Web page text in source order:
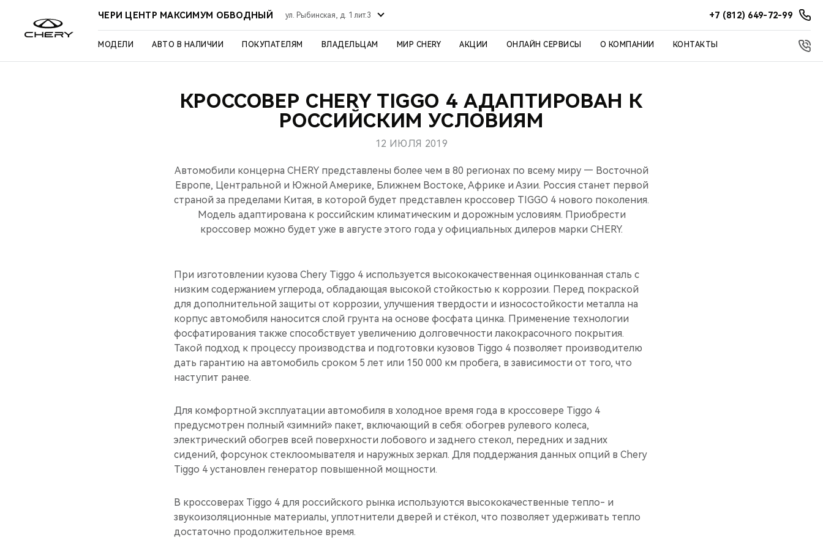
ЧЕРИ ЦЕНТР МАКСИМУМ ОБВОДНЫЙ ул. Рыбинская, д. 1 лит.3 +7 (812) 649-72-99
МОДЕЛИ АВТО В НАЛИЧИИ ПОКУПАТЕЛЯМ ВЛАДЕЛЬЦАМ МИР CHERY АКЦИИ ОНЛАЙН СЕРВИСЫ О КОМПАНИИ КОНТАКТЫ
КРОССОВЕР CHERY TIGGO 4 АДАПТИРОВАН К
РОССИЙСКИМ УСЛОВИЯМ
12 ИЮЛЯ 2019
Автомобили концерна CHERY представлены более чем в 80 регионах по всему миру — Восточной
Европе, Центральной и Южной Америке, Ближнем Востоке, Африке и Азии. Россия станет первой
страной за пределами Китая, в которой будет представлен кроссовер TIGGO 4 нового поколения.
Модель адаптирована к российским климатическим и дорожным условиям. Приобрести
кроссовер можно будет уже в августе этого года у официальных дилеров марки CHERY.
При изготовлении кузова Chery Tiggo 4 используется высококачественная оцинкованная сталь с
низким содержанием углерода, обладающая высокой стойкостью к коррозии. Перед покраской
для дополнительной защиты от коррозии, улучшения твердости и износостойкости металла на
корпус автомобиля наносится слой грунта на основе фосфата цинка. Применение технологии
фосфатирования также способствует увеличению долговечности лакокрасочного покрытия.
Такой подход к процессу производства и подготовки кузовов Tiggo 4 позволяет производителю
дать гарантию на автомобиль сроком 5 лет или 150 000 км пробега, в зависимости от того, что
наступит ранее.
Для комфортной эксплуатации автомобиля в холодное время года в кроссовере Tiggo 4
предусмотрен полный «зимний» пакет, включающий в себя: обогрев рулевого колеса,
электрический обогрев всей поверхности лобового и заднего стекол, передних и задних
сидений, форсунок стеклоомывателя и наружных зеркал. Для поддержания данных опций в Chery
Tiggo 4 установлен генератор повышенной мощности.
В кроссоверах Tiggo 4 для российского рынка используются высококачественные тепло- и
звукоизоляционные материалы, уплотнители дверей и стёкол, что позволяет удерживать тепло
достаточно продолжительное время.